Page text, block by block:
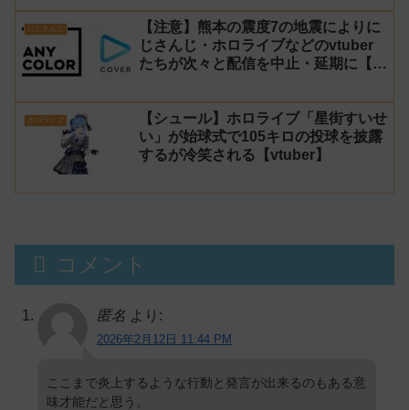
にじさんじ
【注意】熊本の震度7の地震によりに
じさんじ・ホロライブなどのvtuber
たちが次々と配信を中止・延期に【不
ホロライブ
【シュール】ホロライブ「星街すいせ
い」が始球式で105キロの投球を披露
するが冷笑される【vtuber】
コメント
匿名 より:
2026年2月12日 11:44 PM
ここまで炎上するような行動と発言が出来るのもある意
味才能だと思う。